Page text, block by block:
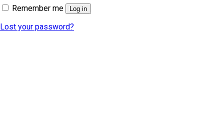
Remember me
Log in
Lost your password?